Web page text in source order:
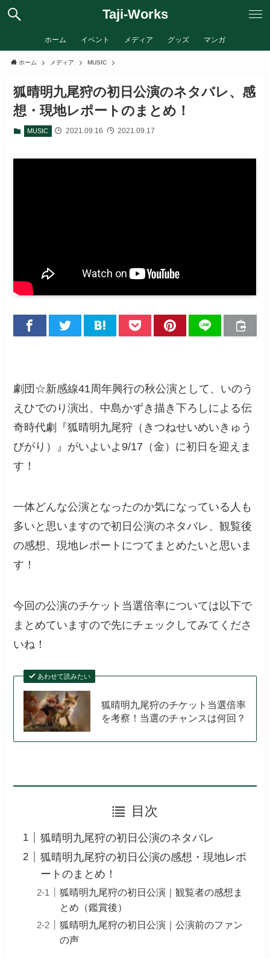
Taji-Works
ホーム イベント メディア グッズ マンガ
ホーム メディア MUSIC
狐晴明九尾狩の初日公演のネタバレ、感
想・現地レポートのまとめ！
MUSIC 2021.09.16 2021.09.17
劇団☆新感線41周年興行の秋公演として、いのう
えひでのり演出、中島かずき描き下ろしによる伝
奇時代劇『狐晴明九尾狩（きつねせいめいきゅう
びがり）』がいよいよ9/17（金）に初日を迎えま
す！
一体どんな公演となったのか気になっている人も
多いと思いますので初日公演のネタバレ、観覧後
の感想、現地レポートにつてまとめたいと思いま
す！
今回の公演のチケット当選倍率については以下で
まとめていますので先にチェックしてみてくださ
いね！
あわせて読みたい
狐晴明九尾狩のチケット当選倍率
を考察！当選のチャンスは何回？
目次
狐晴明九尾狩の初日公演のネタバレ
狐晴明九尾狩の初日公演の感想・現地レポ
ートのまとめ！
狐晴明九尾狩の初日公演｜観覧者の感想ま
とめ（鑑賞後）
狐晴明九尾狩の初日公演｜公演前のファン
の声